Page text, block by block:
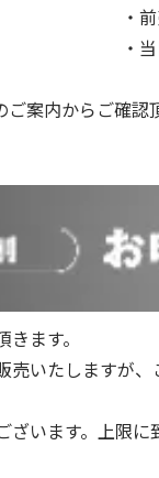
・
・
ご案内からご確
ます。
売いたしますが
ざいます。上限